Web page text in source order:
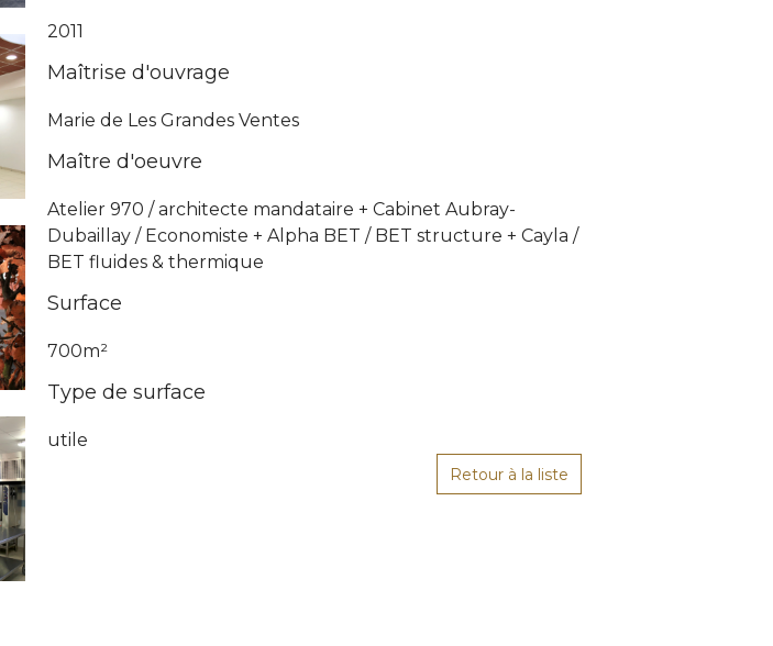
2011
Maîtrise d'ouvrage
Marie de Les Grandes Ventes
Maître d'oeuvre
Atelier 970 / architecte mandataire + Cabinet Aubray-
Dubaillay / Economiste + Alpha BET / BET structure + Cayla /
BET fluides & thermique
Surface
700m²
Type de surface
utile
Retour à la liste